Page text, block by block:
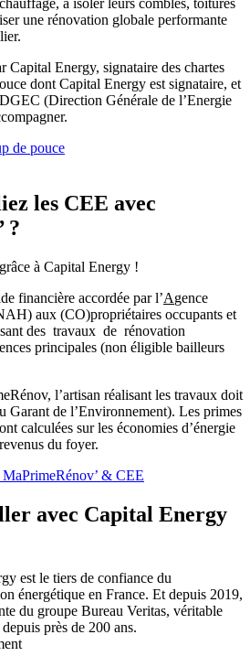
à isoler leurs combles, toitures
une rénovation globale performante
Capital Energy, signataire des chartes
dont Capital Energy est signataire, et
(Direction Générale de l’Energie
de pouce
les CEE avec
?
à Capital Energy !
financière accordée par l’Agence
aux (CO)propriétaires occupants et
des travaux de rénovation
principales (non éligible bailleurs
l’artisan réalisant les travaux doit
Garant de l’Environnement). Les primes
calculées sur les économies d’énergie
du foyer.
& CEE
avec Capital Energy
est le tiers de confiance du
énergétique en France. Et depuis 2019,
du groupe Bureau Veritas, véritable
près de 200 ans.